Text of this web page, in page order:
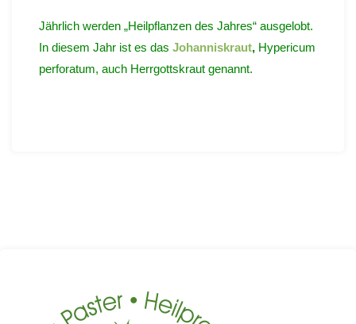
Jährlich werden „Heilpflanzen des Jahres“ ausgelobt.
In diesem Jahr ist es das Johanniskraut,Hypericum
perforatum, auch Herrgottskraut genannt.